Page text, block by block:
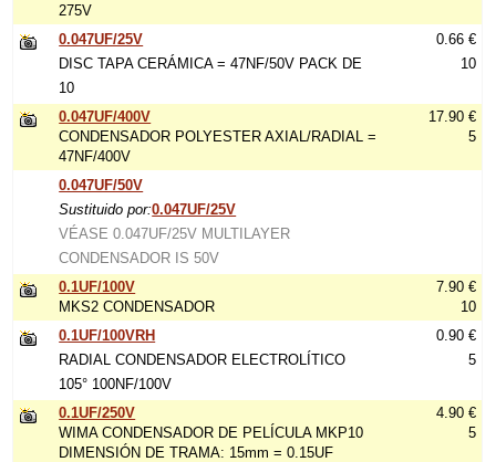
275V
0.047UF/25V
DISC TAPA CERÁMICA = 47NF/50V PACK DE
10
0.66 €
10
0.047UF/400V
CONDENSADOR POLYESTER AXIAL/RADIAL =
47NF/400V
17.90 €
5
0.047UF/50V
Sustituido por:0.047UF/25V
VÉASE 0.047UF/25V MULTILAYER
CONDENSADOR IS 50V
0.1UF/100V
MKS2 CONDENSADOR
7.90 €
10
0.1UF/100VRH
RADIAL CONDENSADOR ELECTROLÍTICO
105° 100NF/100V
0.90 €
5
0.1UF/250V
WIMA CONDENSADOR DE PELÍCULA MKP10
DIMENSIÓN DE TRAMA: 15mm = 0.15UF
4.90 €
5